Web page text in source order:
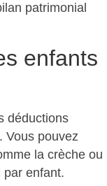
patrimonial
enfants
déductions
. Vous pouvez
la crèche ou
par enfant.